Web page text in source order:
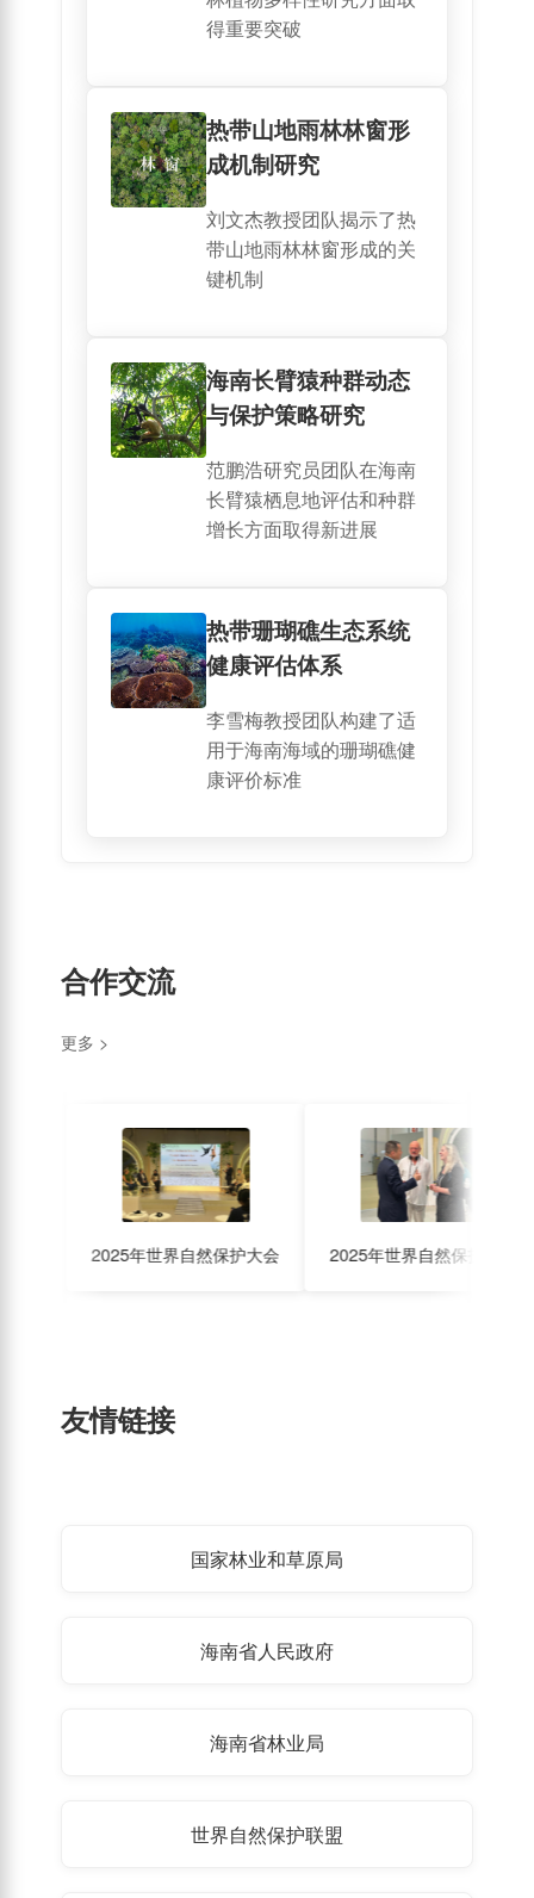
得重要突破
热带山地雨林林窗形
成机制研究
刘文杰教授团队揭示了热
带山地雨林林窗形成的关
键机制
海南长臂猿种群动态
与保护策略研究
范鹏浩研究员团队在海南
长臂猿栖息地评估和种群
增长方面取得新进展
热带珊瑚礁生态系统
健康评估体系
李雪梅教授团队构建了适
用于海南海域的珊瑚礁健
康评价标准
合作交流
更多 >
2025年世界自然保护大会 2025年世界自然保护大会
友情链接
国家林业和草原局
海南省人民政府
海南省林业局
世界自然保护联盟